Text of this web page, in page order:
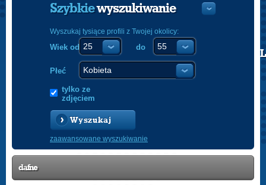
POLISH
Szybkiewyszukiwanie
Wyszukaj tysiące profili z Twojej okolicy:
Wiek od do
Płeć
tylko ze
zdjęciem
Wyszukaj
zaawansowane wyszukiwanie
dafne